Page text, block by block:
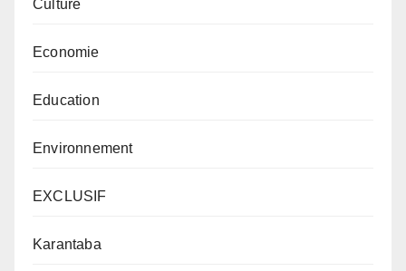
Culture
Economie
Education
Environnement
EXCLUSIF
Karantaba